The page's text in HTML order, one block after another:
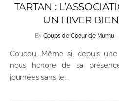
TARTAN :
UN HIVER
By Coups de Coeur de Mumu
Coucou, Même si, depuis
nous honore de sa
journées sans le…